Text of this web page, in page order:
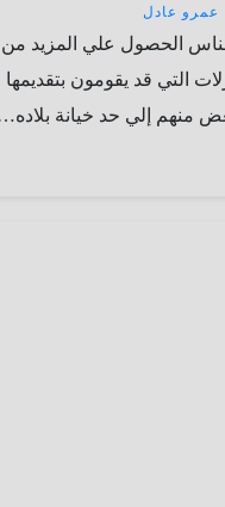
عمرو عادل
الحصول علي المزيد من
التي قد يقومون بتقديمها
منهم إلي حد خيانة